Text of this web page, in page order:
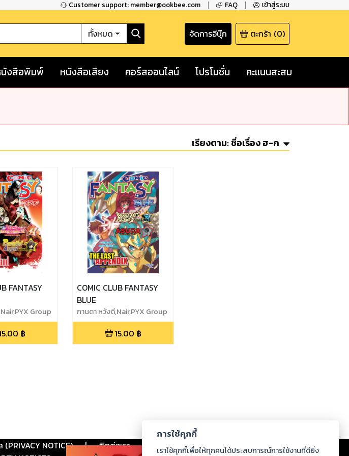
Customer support: member@ookbee.com FAQ เข้าสู่ระบบ
ทั้งหมด จัดการอีบุ๊ก ตะกร้า (0)
งสือพิมพ์ หนังสือเสียง คอร์สออนไลน์ โปรโมชั่น คะแนนสะสม
เรียงตาม:ชื่อเรื่อง ฮ-ก
FANTASY
Group
฿
COMIC CLUB FANTASY
BLUE
กานดา หวังดี,Nair,PYX Group
15.00 ฿
NOTICE) | ติดต่อเรา ร่วมงานกับเรา ดาวน์โหลด
การใช้คุกกี้
เราใช้คุกกี้เพื่อให้ทุกคนได้ประสบการณ์การใช้งานที่ดียิ่ง